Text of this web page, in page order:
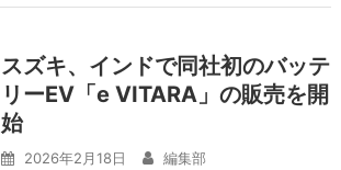
スズキ、インドで同社初のバッテ
リーEV「e VITARA」の販売を開
始
2026年2月18日 編集部